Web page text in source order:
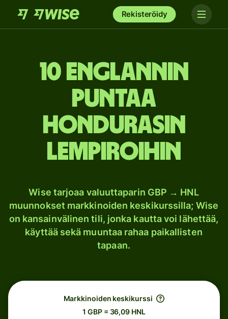
Rekisteröidy
10 Englannin
puntaa
Hondurasin
lempiroihin
Wise tarjoaa valuuttaparin GBP → HNL
muunnokset markkinoiden keskikurssilla; Wise
on kansainvälinen tili, jonka kautta voi lähettää,
käyttää sekä muuntaa rahaa paikallisten
tapaan.
Markkinoiden keskikurssi
1 GBP = 36,09 HNL